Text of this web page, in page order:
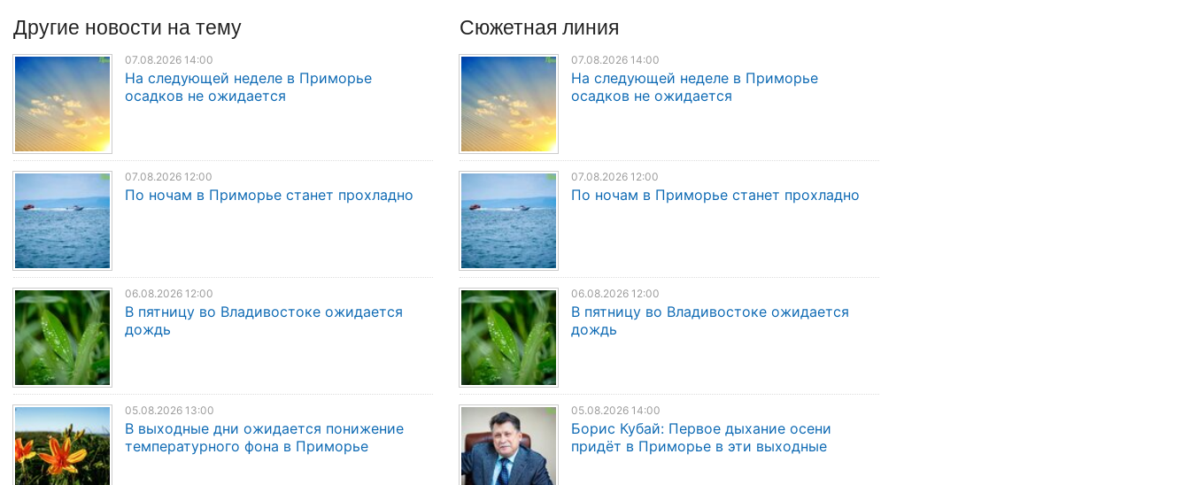
Другие новости на тему
07.08.2026 14:00
На следующей неделе в Приморье
осадков не ожидается
07.08.2026 12:00
По ночам в Приморье станет прохладно
06.08.2026 12:00
В пятницу во Владивостоке ожидается
дождь
05.08.2026 13:00
В выходные дни ожидается понижение
температурного фона в Приморье
Сюжетная линия
07.08.2026 14:00
На следующей неделе в Приморье
осадков не ожидается
07.08.2026 12:00
По ночам в Приморье станет прохладно
06.08.2026 12:00
В пятницу во Владивостоке ожидается
дождь
05.08.2026 14:00
Борис Кубай: Первое дыхание осени
придёт в Приморье в эти выходные